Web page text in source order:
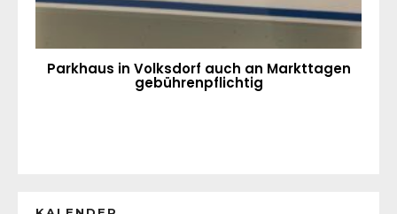
Parkhaus in Volksdorf auch an Markttagen
gebührenpflichtig